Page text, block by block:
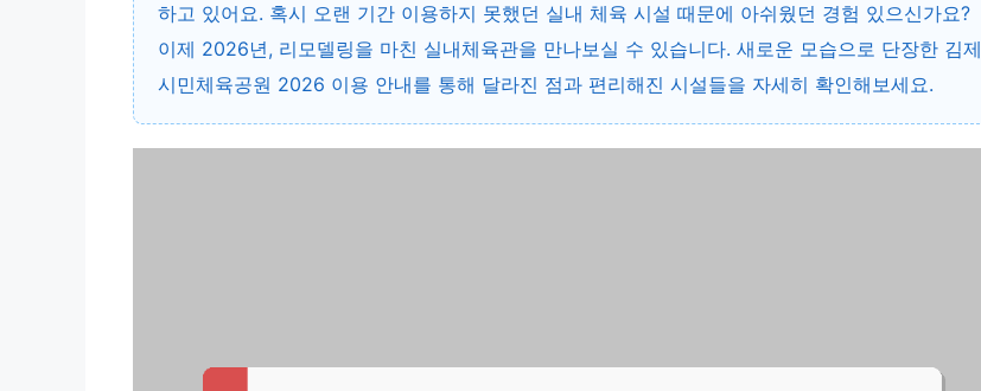
하고 있어요. 혹시 오랜 기간 이용하지 못했던 실내 체육 시설 때문에 아쉬웠던 경험 있으신가요?
이제 2026년, 리모델링을 마친 실내체육관을 만나보실 수 있습니다. 새로운 모습으로 단장한 김제
시민체육공원 2026 이용 안내를 통해 달라진 점과 편리해진 시설들을 자세히 확인해보세요.